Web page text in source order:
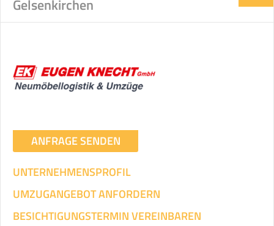
Gelsenkirchen
ANFRAGE SENDEN
UNTERNEHMENSPROFIL
UMZUGANGEBOT ANFORDERN
BESICHTIGUNGSTERMIN VEREINBAREN